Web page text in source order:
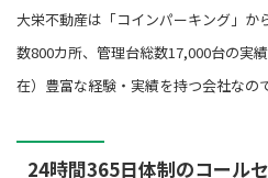
大栄不動産は「コインパーキング」か
数800カ所、管理台総数17,000台の実
在）豊富な経験・実績を持つ会社なの
24時間365日体制のコール